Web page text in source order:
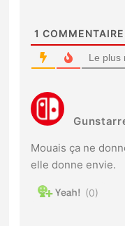
1 COMMENTAIRE
Le plus
Mouais ça ne
elle donne envie.
0